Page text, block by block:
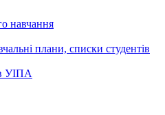
навчання
плани, списки студентів
УІПА